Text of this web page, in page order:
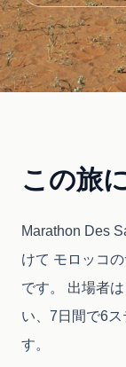
この旅
Marathon Des
けて モロッコ
です。 出場者
い、7日間で6
す。